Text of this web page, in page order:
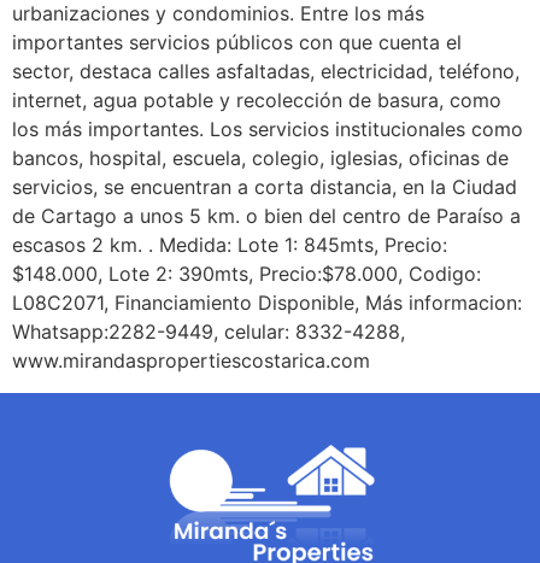
urbanizaciones y condominios. Entre los más
importantes servicios públicos con que cuenta el
sector, destaca calles asfaltadas, electricidad, teléfono,
internet, agua potable y recolección de basura, como
los más importantes. Los servicios institucionales como
bancos, hospital, escuela, colegio, iglesias, oficinas de
servicios, se encuentran a corta distancia, en la Ciudad
de Cartago a unos 5 km. o bien del centro de Paraíso a
escasos 2 km. . Medida: Lote 1: 845mts, Precio:
$148.000, Lote 2: 390mts, Precio:$78.000, Codigo:
L08C2071, Financiamiento Disponible, Más informacion:
Whatsapp:2282-9449, celular: 8332-4288,
www.mirandaspropertiescostarica.com